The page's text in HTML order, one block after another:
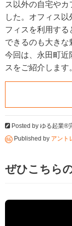
ス以外の自宅やカ
した。オフィス
フィスを利用す
できるのも大きな
今回は、永田町近
スをご紹介します
Posted by ゆる起業®
Published by アント
ぜひこちら